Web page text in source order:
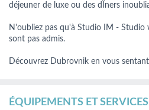
déjeuner de luxe ou des dÎners
N'oubliez pas qu'à Studio IM - Studio
sont pas admis.
Découvrez Dubrovnik en vous
ÉQUIPEMENTS ET SERVICES